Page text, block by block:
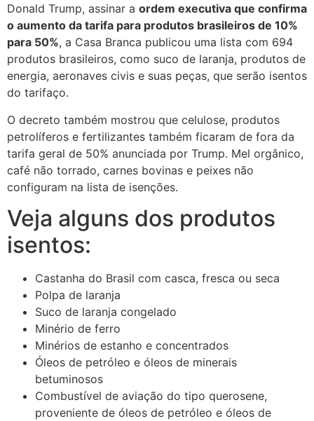
Donald Trump, assinar a ordem executiva que confirma
o aumento da tarifa para produtos brasileiros de 10%
para 50%, a Casa Branca publicou uma lista com 694
produtos brasileiros, como suco de laranja, produtos de
energia, aeronaves civis e suas peças, que serão isentos
do tarifaço.
O decreto também mostrou que celulose, produtos
petrolíferos e fertilizantes também ficaram de fora da
tarifa geral de 50% anunciada por Trump. Mel orgânico,
café não torrado, carnes bovinas e peixes não
configuram na lista de isenções.
Veja alguns dos produtos
isentos:
Castanha do Brasil com casca, fresca ou seca
Polpa de laranja
Suco de laranja congelado
Minério de ferro
Minérios de estanho e concentrados
Óleos de petróleo e óleos de minerais
betuminosos
Combustível de aviação do tipo querosene,
proveniente de óleos de petróleo e óleos de